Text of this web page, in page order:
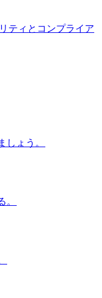
ティとコンプライア
しょう。​​
。​​